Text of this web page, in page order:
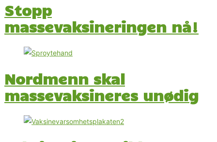
Stopp
massevaksineringen nå!
Nordmenn skal
massevaksineres unødig